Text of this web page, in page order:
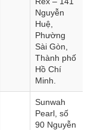
Nguyễn
Huệ,
Phường
Sài Gòn,
Thành phố
Hồ Chí
Minh.
Sunwah
Pearl, số
90 Nguyễn